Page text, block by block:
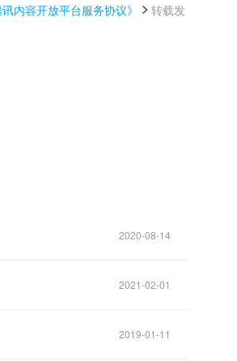
讯内容开放平台服务协议》
转载发
2020-08-14
2021-02-01
2019-01-11